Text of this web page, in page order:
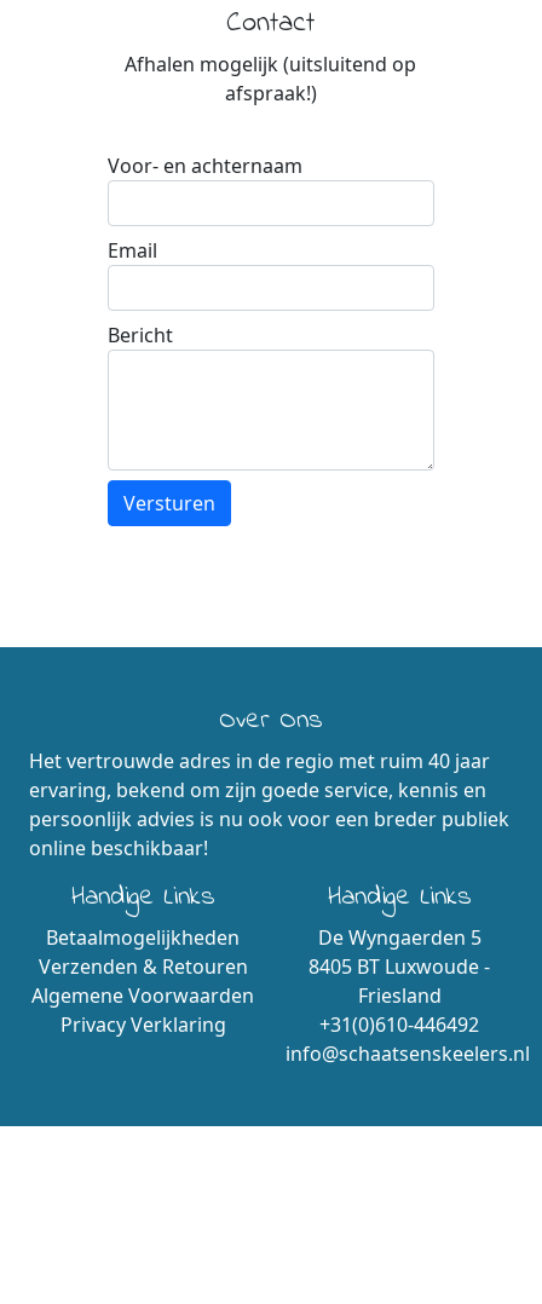
Contact
Afhalen mogelijk (uitsluitend op
afspraak!)
Voor- en achternaam
Email
Bericht
Over Ons
Het vertrouwde adres in de regio met ruim 40 jaar
ervaring, bekend om zijn goede service, kennis en
persoonlijk advies is nu ook voor een breder publiek
online beschikbaar!
Handige Links
Betaalmogelijkheden
Verzenden & Retouren
Algemene Voorwaarden
Privacy Verklaring
Handige Links
De Wyngaerden 5
8405 BT Luxwoude -
Friesland
+31(0)610-446492
info@schaatsenskeelers.nl